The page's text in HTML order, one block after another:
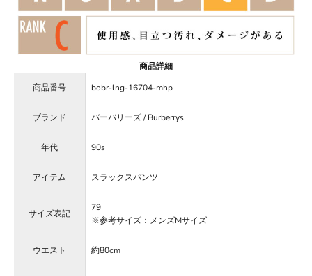
商品詳細
商品番号
bobr-lng-16704-mhp
ブランド バーバリーズ / Burberrys
年代 90s
アイテム スラックスパンツ
サイズ表記
79
※参考サイズ：メンズMサイズ
ウエスト 約80cm